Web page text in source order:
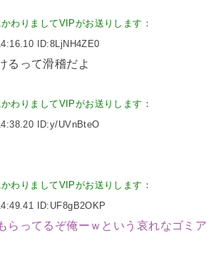
わりましてVIPがお送りします ：
ID:8LjNH4ZE0
るって滑稽だよ
わりましてVIPがお送りします ：
ID:y/UVnBteO
わりましてVIPがお送りします ：
ID:UF8gB2OKP
らってるぞ俺ーｗという哀れなゴミア